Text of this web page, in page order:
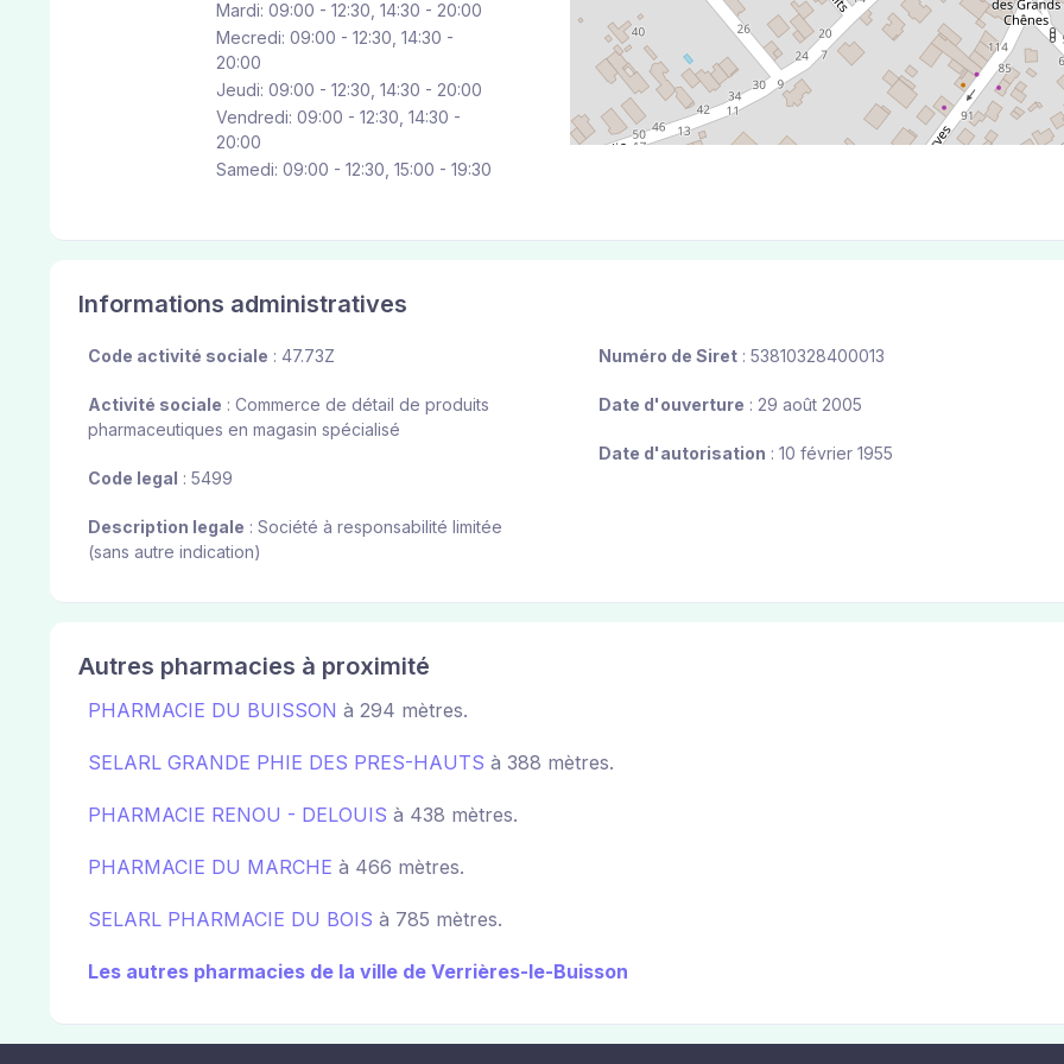
Mardi: 09:00 - 12:30, 14:30 - 20:00
Mecredi: 09:00 - 12:30, 14:30 -
20:00
Jeudi: 09:00 - 12:30, 14:30 - 20:00
Vendredi: 09:00 - 12:30, 14:30 -
20:00
Samedi: 09:00 - 12:30, 15:00 - 19:30
Informations administratives
Code activité sociale : 47.73Z
Activité sociale : Commerce de détail de produits
pharmaceutiques en magasin spécialisé
Code legal : 5499
Description legale : Société à responsabilité limitée
(sans autre indication)
Numéro de Siret : 53810328400013
Date d'ouverture : 29 août 2005
Date d'autorisation : 10 février 1955
Autres pharmacies à proximité
PHARMACIE DU BUISSON à 294 mètres.
SELARL GRANDE PHIE DES PRES-HAUTS à 388 mètres.
PHARMACIE RENOU - DELOUIS à 438 mètres.
PHARMACIE DU MARCHE à 466 mètres.
SELARL PHARMACIE DU BOIS à 785 mètres.
Les autres pharmacies de la ville de Verrières-le-Buisson